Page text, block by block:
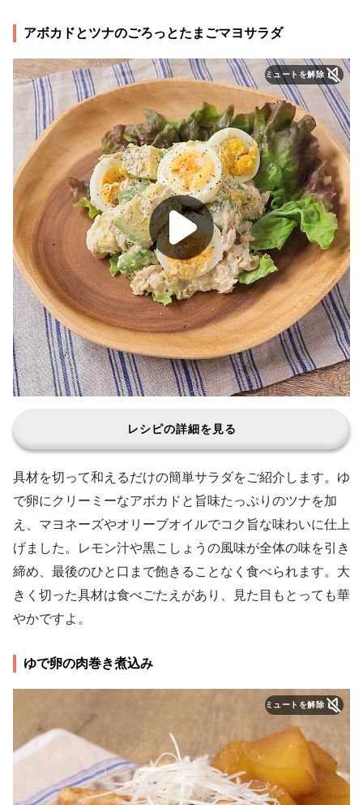
アボカドとツナのごろっとたまごマヨサラダ
ミュートを解除
レシピの詳細を見る
具材を切って和えるだけの簡単サラダをご紹介します。ゆ
で卵にクリーミーなアボカドと旨味たっぷりのツナを加
え、マヨネーズやオリーブオイルでコク旨な味わいに仕上
げました。レモン汁や黒こしょうの風味が全体の味を引き
締め、最後のひと口まで飽きることなく食べられます。大
きく切った具材は食べごたえがあり、見た目もとっても華
やかですよ。
ゆで卵の肉巻き煮込み
ミュートを解除